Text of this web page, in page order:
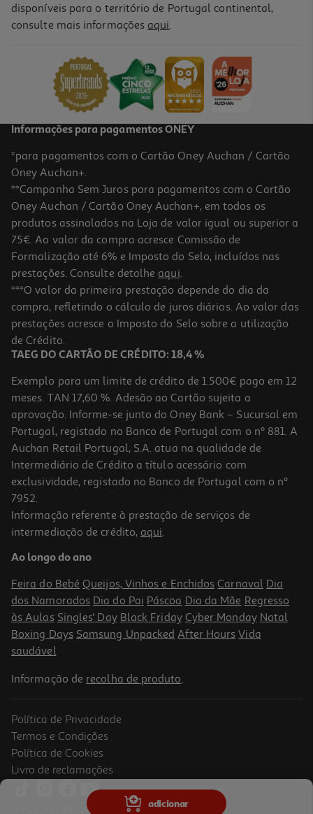
adicionar
disponíveis para o território de Portugal continental,
consulte mais informações aqui.
Informações para pagamentos ONEY
*para pagamentos com o Cartão Oney Auchan / Cartão
Oney Auchan+.
**Campanha Sem Juros para pagamentos com o Cartão
Oney Auchan / Cartão Oney Auchan+, em todos os
produtos assinalados na Loja de valor igual ou superior a
75€. Ao valor da compra acresce Comissão de
Formalização até 6% e Imposto do Selo, incluídos nas
prestações. Consulte detalhe aqui.
***O valor da primeira prestação depende do dia da
compra, refletindo o cálculo de juros diários. Ao valor das
prestações acresce o Imposto do Selo sobre a utilização
de Crédito.
TAEG DO CARTÃO DE CRÉDITO: 18,4 %
Exemplo para um limite de crédito de 1.500€ pago em 12
meses. TAN 17,60 %. Adesão ao Cartão sujeita a
aprovação. Informe-se junto do Oney Bank – Sucursal em
Portugal, registado no Banco de Portugal com o nº 881. A
Auchan Retail Portugal, S.A. atua na qualidade de
Intermediário de Crédito a título acessório com
exclusividade, registado no Banco de Portugal com o nº
7952.
Informação referente à prestação de serviços de
intermediação de crédito, aqui.
Ao longo do ano
Feira do Bebé Queijos, Vinhos e Enchidos Carnaval Dia
dos Namorados Dia do Pai Páscoa Dia da Mãe Regresso
às Aulas Singles' Day Black Friday Cyber Monday Natal
Boxing Days Samsung Unpacked After Hours Vida
saudável
Informação de recolha de produto.
Política de Privacidade
Termos e Condições
Política de Cookies
Livro de reclamações
© Auchan Retail Portugal